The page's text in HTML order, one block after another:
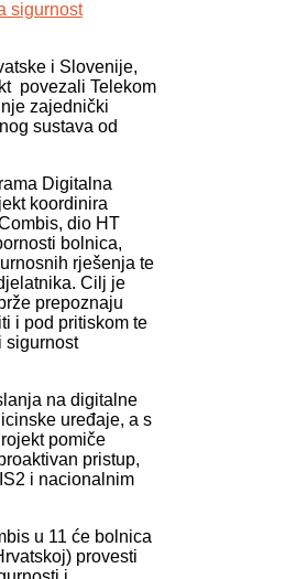
i Slovenije,
povezali Telekom
zajednički
sustava od
Digitalna
koordinira
dio HT
bolnica,
rješenja te
Cilj je
prepoznaju
i pod pritiskom te
sigurnost
na digitalne
uređaje, a s
pomiče
pristup,
i nacionalnim
u 11 će bolnica
provesti